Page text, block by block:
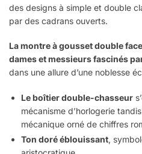
des designs à simple et double
par des cadrans ouverts.
La montre à gousset double
dames et messieurs fascinés
dans une allure d’une noblesse
Le boîtier double-chasseur
mécanisme d’horlogerie
mécanique orné de chiffres
Ton doré éblouissant,